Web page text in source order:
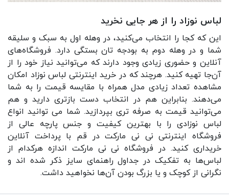
لباس نوزاد را از هر جایی نخرید
این که کجا را انتخاب می‌کنید، در وهله اول به سبک و سلیقه
شما و در وهله دوم به بودجه تان بستگی دارد. فروشگاه‌های
آنلاین و حضوری زیادی وجود دارند که می‌توانید نیاز خود را از
آن‌جا تهیه کنید. هرچند که در خرید اینترنتی لباس نوزاد امکان
مشاهده تعداد زیادی مدل همراه با مقایسه قیمت را به شما
می‌دهند. بنابراین هم در انتخاب دست بازتری دارید و هم
می‌توانید قیمت به صرفه تری بپردازید. شما می توانید انواع
لباس نوزادی را با بهترین کیفیت و جنس پارچه عالی از
فروشگاه اینترنتی نی نی مارکتدر قم با پرداخت آنلاین
خریداری کنید. در فروشگاه نی نی مارکت اندازه هرکدام از
لباس‌ها به تفکیک در جداول راهنمای سایز ذکر شده اند و
نگرانی از کوچک و یا بزرگ بودن آن‌ها نخواهید داشت.